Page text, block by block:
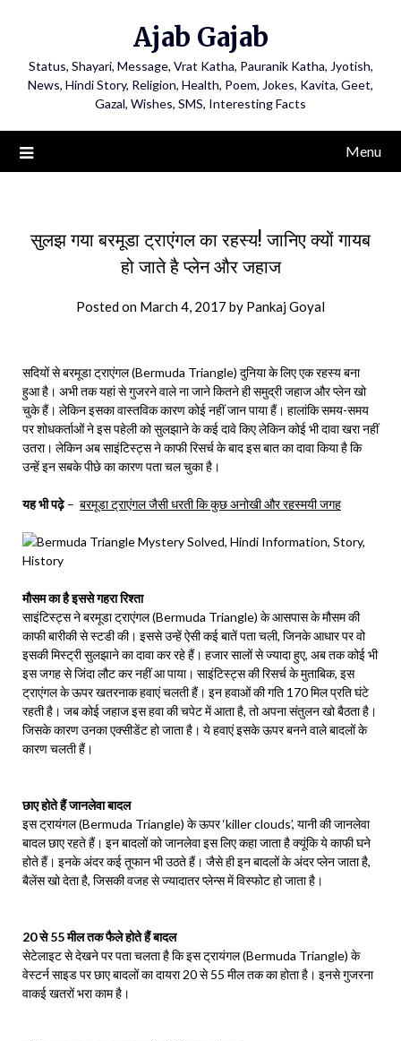
Ajab Gajab
Status, Shayari, Message, Vrat Katha, Pauranik Katha, Jyotish,
News, Hindi Story, Religion, Health, Poem, Jokes, Kavita, Geet,
Gazal, Wishes, SMS, Interesting Facts
Menu
सुलझ गया बरमूडा ट्राएंगल का रहस्य! जानिए क्यों गायब
हो जाते है प्लेन और जहाज
Posted on March 4, 2017 by Pankaj Goyal
सदियों से बरमूडा ट्राएंगल (Bermuda Triangle) दुनिया के लिए एक रहस्य बना
हुआ है। अभी तक यहां से गुजरने वाले ना जाने कितने ही समुद्री जहाज और प्लेन खो
चुके हैं। लेकिन इसका वास्तविक कारण कोई नहीं जान पाया हैं। हालांकि समय-समय
पर शोधकर्ताओं ने इस पहेली को सुलझाने के कई दावे किए लेकिन कोई भी दावा खरा नहीं
उतरा। लेकिन अब साइंटिस्ट्स ने काफी रिसर्च के बाद इस बात का दावा किया है कि
उन्हें इन सबके पीछे का कारण पता चल चुका है।
यह भी पढ़े– बरमूडा ट्राएंगल जैसी धरती कि कुछ अनोखी और रहस्मयी जगह
मौसम का है इससे गहरा रिश्ता
साइंटिस्ट्स ने बरमूडा ट्राएंगल (Bermuda Triangle) के आसपास के मौसम की
काफी बारीकी से स्टडी की। इससे उन्हें ऐसी कई बातें पता चली, जिनके आधार पर वो
इसकी मिस्ट्री सुलझाने का दावा कर रहे हैं। हजार सालों से ज्यादा हुए, अब तक कोई भी
इस जगह से जिंदा लौट कर नहीं आ पाया। साइंटिस्ट्स की रिसर्च के मुताबिक, इस
ट्राएंगल के ऊपर खतरनाक हवाएं चलती हैं। इन हवाओं की गति 170 मिल प्रति घंटे
रहती है। जब कोई जहाज इस हवा की चपेट में आता है, तो अपना संतुलन खो बैठता है।
जिसके कारण उनका एक्सीडेंट हो जाता है। ये हवाएं इसके ऊपर बनने वाले बादलों के
कारण चलती हैं।
छाए होते हैं जानलेवा बादल
इस ट्रायंगल (Bermuda Triangle) के ऊपर ‘killer clouds’, यानी की जानलेवा
बादल छाए रहते हैं। इन बादलों को जानलेवा इस लिए कहा जाता है क्यूंकि ये काफी घने
होते हैं। इनके अंदर कई तूफान भी उठते हैं। जैसे ही इन बादलों के अंदर प्लेन जाता है,
बैलेंस खो देता है, जिसकी वजह से ज्यादातर प्लेन्स में विस्फोट हो जाता है।
20 से 55 मील तक फैले होते हैं बादल
सेटेलाइट से देखने पर पता चलता है कि इस ट्रायंगल (Bermuda Triangle) के
वेस्टर्न साइड पर छाए बादलों का दायरा 20 से 55 मील तक का होता है। इनसे गुजरना
वाकई खतरों भरा काम है।